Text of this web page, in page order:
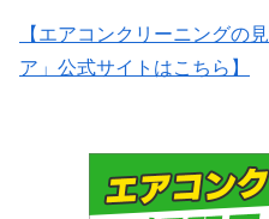
【エアコンクリーニングの
ア」公式サイトはこちら】